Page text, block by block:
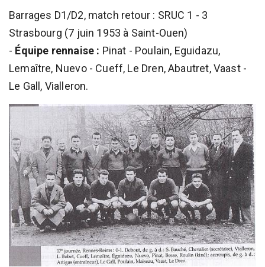
Barrages D1/D2, match retour : SRUC 1 - 3
Strasbourg (7 juin 1953 à Saint-Ouen)
- Équipe rennaise : Pinat - Poulain, Eguidazu,
Lemaître, Nuevo - Cueff, Le Dren, Abautret, Vaast -
Le Gall, Vialleron.